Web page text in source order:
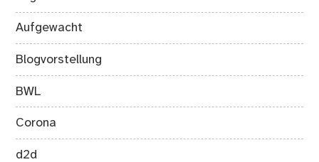
Aufgewacht
Blogvorstellung
BWL
Corona
d2d